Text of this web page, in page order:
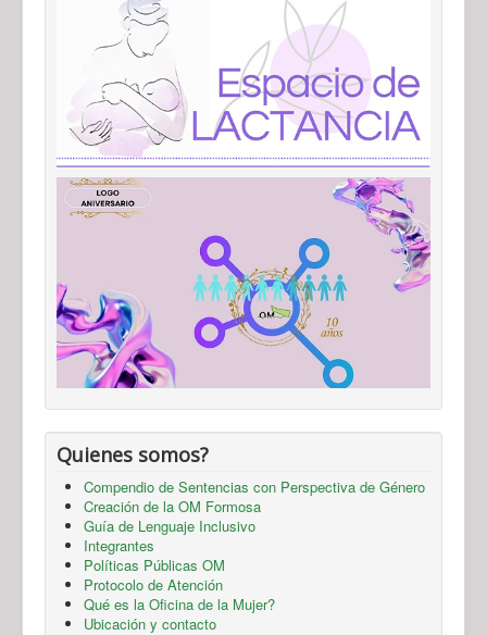
Quienes somos?
Compendio de Sentencias con Perspectiva de Género
Creación de la OM Formosa
Guía de Lenguaje Inclusivo
Integrantes
Políticas Públicas OM
Protocolo de Atención
Qué es la Oficina de la Mujer?
Ubicación y contacto